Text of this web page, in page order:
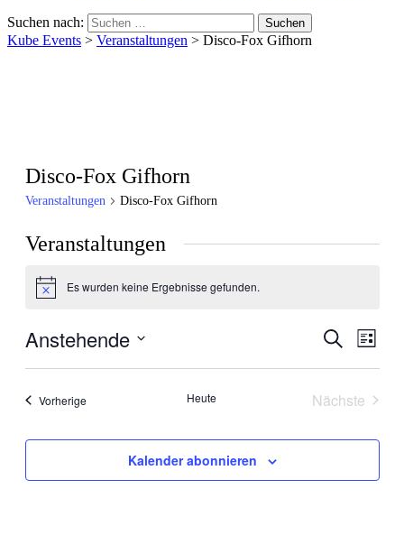
Suchen nach:
Kube Events > Veranstaltungen > Disco-Fox Gifhorn
Disco-Fox Gifhorn
Veranstaltungen Disco-Fox Gifhorn
Veranstaltungen
HinweisEs wurden keine Ergebnisse gefunden.
Suche
Liste
Anstehende
VorherigeVeranstaltungen Heute
Nächste
Kalender abonnieren